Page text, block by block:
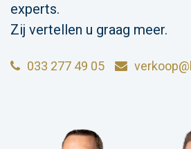
experts.
Zij vertellen u graag meer.
033 277 49 05